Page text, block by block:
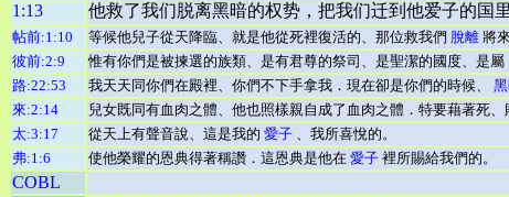
1:13
他救了我们脱离黑暗的权势，把我们迁到他爱子的国里
帖前:1:10 等候他兒子從天降臨、就是他從死裡復活的、那位救我們 脫離 將
彼前:2:9
惟有你們是被揀選的族類、是有君尊的祭司、是聖潔的國度、是
路:22:53
我天天同你們在殿裡、你們不下手拿我．現在卻是你們的時候、
來:2:14
兒女既同有血肉之體、他也照樣親自成了血肉之體．特要藉著死、
太:3:17
從天上有聲音說、這是我的 愛子 、我所喜悅的。
弗:1:6
使他榮耀的恩典得著稱讚．這恩典是他在 愛子 裡所賜給我們的。
COBL